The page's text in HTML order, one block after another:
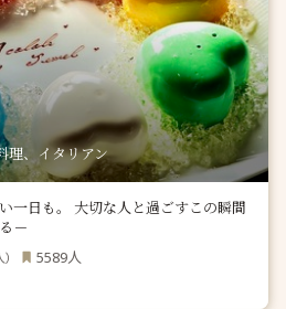
理、イタリアン
一日も。 大切な人と過ごすこの瞬間
－
5589人